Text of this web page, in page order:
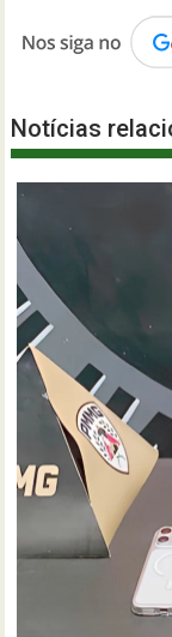
Notícias